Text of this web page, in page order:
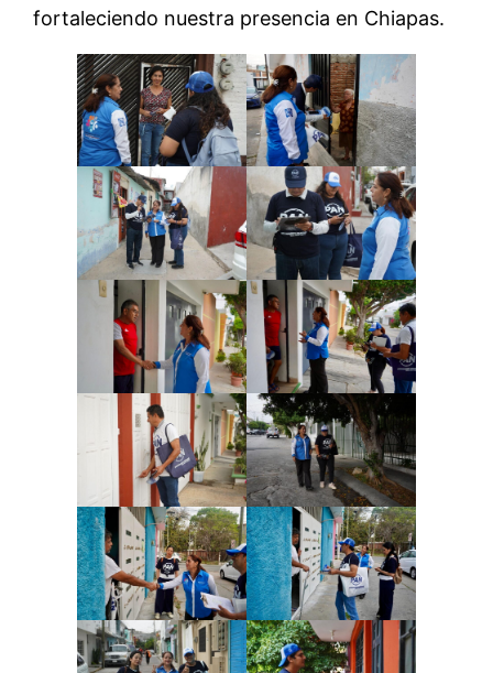
fortaleciendo nuestra presencia en Chiapas.